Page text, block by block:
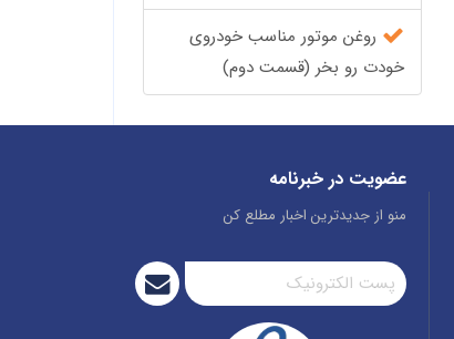
روغن موتور مناسب خودروی
خودت رو بخر (قسمت دوم)
عضویت در خبرنامه
منو از جدیدترین اخبار مطلع کن